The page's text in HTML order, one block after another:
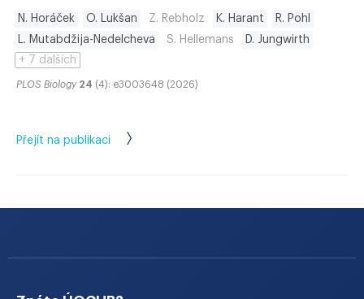
N. Horáček O. Lukšan Z. Rebholz K. Harant
R. Pohl
L. Mutabdžija-Nedelcheva
S. Hellemans
D. Jungwirth
+ 7 dalších
PLOS Biology 24 (4): e3003648 (2026)
Přejít na publikaci